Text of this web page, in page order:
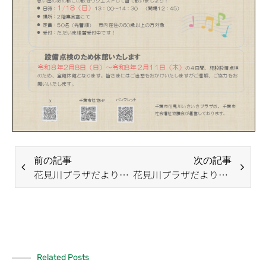
前の記事
花見川プラザだより（12月号）
次の記事
花見川プラザだより（2月号）
Related Posts